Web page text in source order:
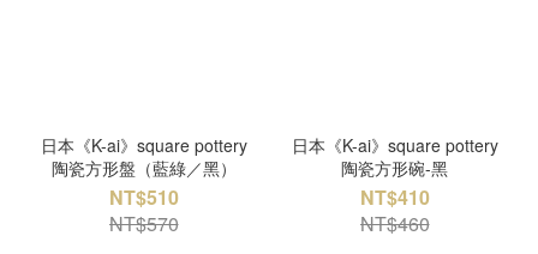
日本《K-ai》square pottery
陶瓷方形盤（藍綠／黑）
NT$510
NT$570
日本《K-ai》square pottery
陶瓷方形碗-黑
NT$410
NT$460